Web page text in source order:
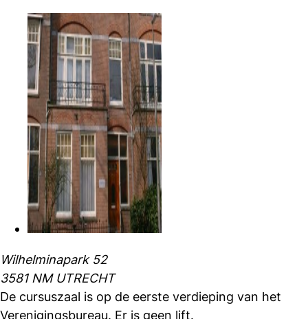
Wilhelminapark 52
3581 NM UTRECHT
De cursuszaal is op de eerste verdieping van het
Verenigingsbureau. Er is geen lift.